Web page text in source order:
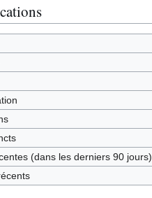
(dans les derniers 90 jours)